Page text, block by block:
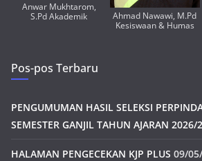
Anwar Mukhtarom,
S.Pd Akademik
Ahmad Nawawi, M.Pd
Kesiswaan & Humas
Pos-pos Terbaru
PENGUMUMAN HASIL SELEKSI
SEMESTER GANJIL TAHUN AJARAN 2026/
HALAMAN PENGECEKAN KJP PLUS 09/